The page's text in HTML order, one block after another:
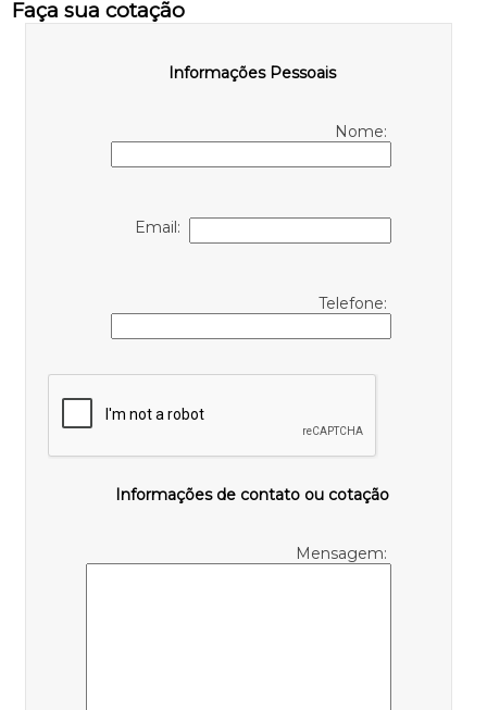
Faça sua cotação
Informações Pessoais
Nome:
Email:
Telefone:
Informações de contato ou cotação
Mensagem: